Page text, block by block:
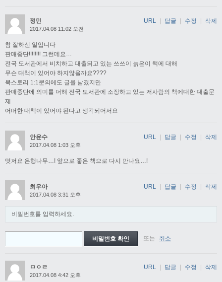
정민
2017.04.08 11:02 오전
참 잘하신 일입니다
판매중단!!!!!!!! 그런데요…
전국 도서관에서 비치하고 대출되고 있는 쓰쓰이 늙은이 책에 대해
무슨 대책이 있어야 하지않을까요????
북스토리 1:1문의에도 글을 남겼지만
판매중단에 의미를 더해 전국 도서관에 소장하고 있는 저사람의 책에대한 대출문
제
어떠한 대책이 있어야 된다고 생각되어서요
URL | 답글 | 수정 | 삭제
안윤수
2017.04.08 1:03 오후
멋저요 은행나무…! 앞으로 좋은 책으로 다시 만나요…!
URL | 답글 | 수정 | 삭제
최우아
2017.04.08 3:31 오후
비밀번호를 입력하세요.
또는 취소
URL 답글 수정 삭제
ㅁㅇㄹ
2017.04.08 4:42 오후
URL 답글 수정 삭제